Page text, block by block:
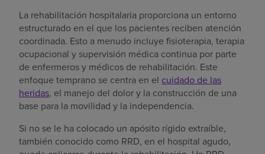
La rehabilitación hospitalaria proporciona un entorno
estructurado en el que los pacientes reciben atención
coordinada. Esto a menudo incluye fisioterapia, terapia
ocupacional y supervisión médica continua por parte
de enfermeros y médicos de rehabilitación. Este
enfoque temprano se centra en el cuidado de las
heridas, el manejo del dolor y la construcción de una
base para la movilidad y la independencia.
Si no se le ha colocado un apósito rígido extraíble,
también conocido como RRD, en el hospital agudo,